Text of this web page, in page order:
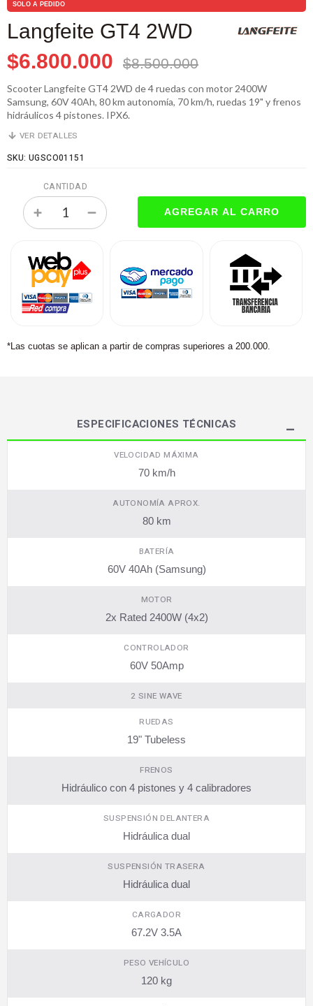
SOLO A PEDIDO
Langfeite GT4 2WD
$6.800.000
$8.500.000
Scooter Langfeite GT4 2WD de 4 ruedas con motor 2400W
Samsung, 60V 40Ah, 80 km autonomía, 70 km/h, ruedas 19" y frenos
hidráulicos 4 pistones. IPX6.
VER DETALLES
SKU: UGSCO01151
CANTIDAD
*Las cuotas se aplican a partir de compras superiores a 200.000.
ESPECIFICACIONES TÉCNICAS
VELOCIDAD MÁXIMA
70 km/h
AUTONOMÍA APROX.
80 km
BATERÍA
60V 40Ah (Samsung)
MOTOR
2x Rated 2400W (4x2)
CONTROLADOR
60V 50Amp
2 SINE WAVE
RUEDAS
19" Tubeless
FRENOS
Hidráulico con 4 pistones y 4 calibradores
SUSPENSIÓN DELANTERA
Hidráulica dual
SUSPENSIÓN TRASERA
Hidráulica dual
CARGADOR
67.2V 3.5A
PESO VEHÍCULO
120 kg